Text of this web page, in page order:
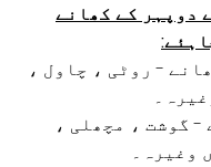
دوپہر کے کھانے
- روٹی ، چاول ،
- گوشت ، مچھلی ،
وغیرہ۔